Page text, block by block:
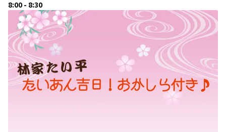
8:00 - 8:30